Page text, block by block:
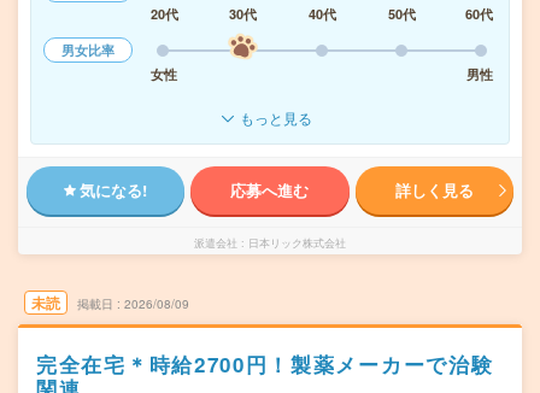
20代
30代 40代 50代
60代
男女比率
女性
男性
もっと見る
気になる! 応募へ進む 詳しく見る
派遣会社 日本リック株式会社
未読 掲載日 2026/08/09
完全在宅＊時給2700円！製薬メーカーで治験